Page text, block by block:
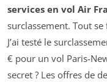
services en vol Air
surclassement. Tout
J’ai testé le
€ pour un vol Paris-
secret ? Les offres de